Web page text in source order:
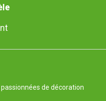
de décoration